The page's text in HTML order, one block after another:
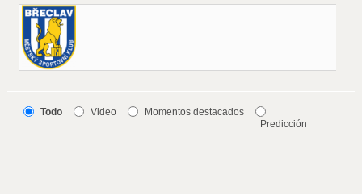
Todo Video
Momentos destacados
Predicción